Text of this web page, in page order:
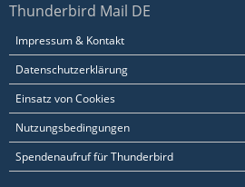
Thunderbird Mail DE
Impressum & Kontakt
Datenschutzerklärung
Einsatz von Cookies
Nutzungsbedingungen
Spendenaufruf für Thunderbird